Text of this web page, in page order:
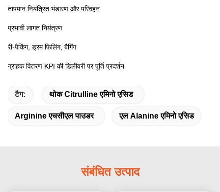
तापमान नियंत्रित भंडारण और परिवहन
प्रभावी लागत नियंत्रण
री-पैकिंग, ड्रम फिलिंग, बैगिंग
ग्राहक वितरण KPI की डिलीवरी पर पूर्ति प्रदर्शन
टैग: थोक Citrulline एमिनो एसिड
Arginine एचसीएल पाउडर एल Alanine एमिनो एसिड
संबंधित उत्पाद